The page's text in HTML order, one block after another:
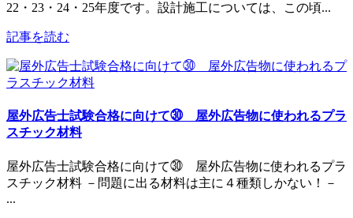
22・23・24・25年度です。設計施工については、この頃...
記事を読む
屋外広告士試験合格に向けて㉚ 屋外広告物に使われるプラ
スチック材料
屋外広告士試験合格に向けて㉚ 屋外広告物に使われるプラ
スチック材料 －問題に出る材料は主に４種類しかない！－
...